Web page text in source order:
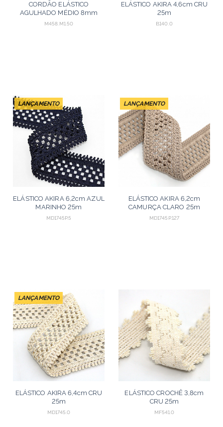
CORDÃO ELÁSTICO
AGULHADO MÉDIO 8mm
AZUL/CHAMPAGNE 50m
M458.M1.50
ELÁSTICO AKIRA 4,6cm CRU
25m
B140.0
LANÇAMENTO
ELÁSTICO AKIRA 6,2cm AZUL
MARINHO 25m
MD1745P.5
LANÇAMENTO
ELÁSTICO AKIRA 6,2cm
CAMURÇA CLARO 25m
MD1745P.127
LANÇAMENTO
ELÁSTICO AKIRA 6,4cm CRU
25m
MD1745.0
ELÁSTICO CROCHÊ 3,8cm
CRU 25m
MF541.0